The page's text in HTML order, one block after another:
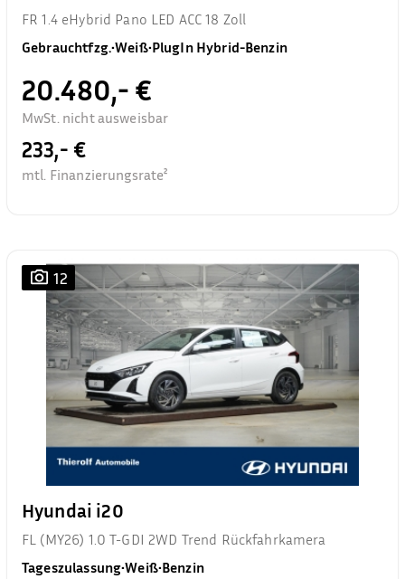
FR 1.4 eHybrid Pano LED ACC 18 Zoll
Gebrauchtfzg.•Weiß•PlugIn Hybrid-Benzin
20.480,- €
MwSt. nicht ausweisbar
233,- €
mtl. Finanzierungsrate²
12
Hyundai i20
FL (MY26) 1.0 T-GDI 2WD Trend Rückfahrkamera
Tageszulassung•Weiß•Benzin